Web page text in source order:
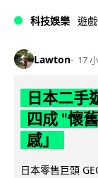
科技娛樂 遊
Lawton 17
日本二手
四成 "懷
感」
日本零售巨頭